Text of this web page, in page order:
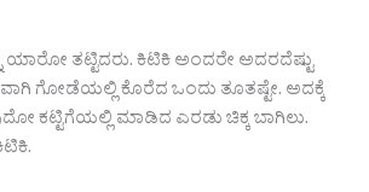
ಯಾರೋ ತಟ್ಟಿದರು. ಕಿಟಿಕಿ ಅಂದರೇ ಅದರದೆಷ್ಟು
ಗೋಡೆಯಲ್ಲಿ ಕೊರೆದ ಒಂದು ತೂತಷ್ಟೇ. ಅದಕ್ಕೆ
ಕಟ್ಟಿಗೆಯಲ್ಲಿ ಮಾಡಿದ ಎರಡು ಚಿಕ್ಕ ಬಾಗಿಲು.